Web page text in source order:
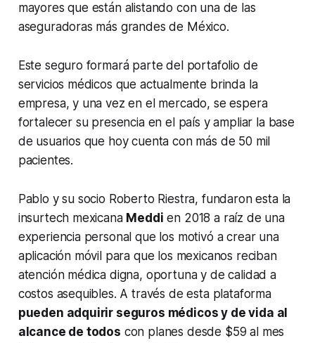
mayores que están alistando con una de las
aseguradoras más grandes de México.
Este seguro formará parte del portafolio de
servicios médicos que actualmente brinda la
empresa, y una vez en el mercado, se espera
fortalecer su presencia en el país y ampliar la base
de usuarios que hoy cuenta con más de 50 mil
pacientes.
Pablo y su socio Roberto Riestra, fundaron esta la
insurtech mexicana Meddi en 2018 a raíz de una
experiencia personal que los motivó a crear una
aplicación móvil para que los mexicanos reciban
atención médica digna, oportuna y de calidad a
costos asequibles. A través de esta plataforma
pueden adquirir seguros médicos y de vida al
alcance de todos con planes desde $59 al mes